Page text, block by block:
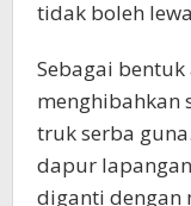
tidak boleh
Sebagai bentuk
menghibahkan
truk serba
dapur
diganti dengan